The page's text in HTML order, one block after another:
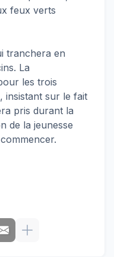
feux verts
tranchera en
La
les trois
insistant sur le fait
pris durant la
de la jeunesse